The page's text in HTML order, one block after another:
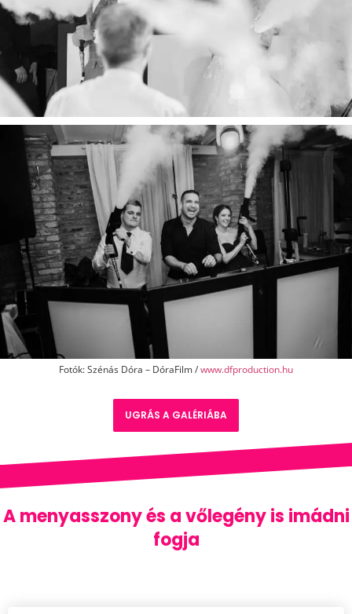
Fotók: Szénás Dóra – DóraFilm /www.dfproduction.hu
UGRÁS A GALÉRIÁBA
A menyasszony és a vőlegény is imádni
fogja